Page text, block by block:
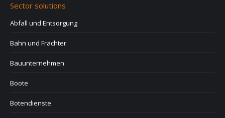
Sector solutions
Abfall und Entsorgung
Bahn und Frächter
Bauunternehmen
Boote
Botendienste